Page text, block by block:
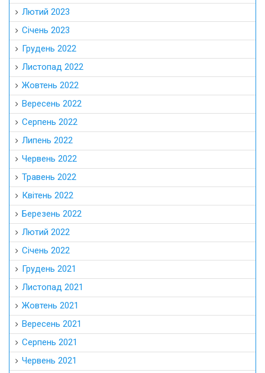
Лютий 2023
Січень 2023
Грудень 2022
Листопад 2022
Жовтень 2022
Вересень 2022
Серпень 2022
Липень 2022
Червень 2022
Травень 2022
Квітень 2022
Березень 2022
Лютий 2022
Січень 2022
Грудень 2021
Листопад 2021
Жовтень 2021
Вересень 2021
Серпень 2021
Червень 2021